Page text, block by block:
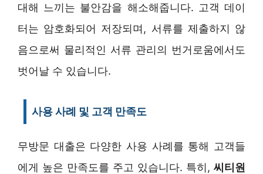
대해 느끼는 불안감을 해소해줍니다. 고객 데이
터는 암호화되어 저장되며, 서류를 제출하지 않
음으로써 물리적인 서류 관리의 번거로움에서도
벗어날 수 있습니다.
사용 사례 및 고객 만족도
무방문 대출은 다양한 사용 사례를 통해 고객들
에게 높은 만족도를 주고 있습니다. 특히, 씨티원